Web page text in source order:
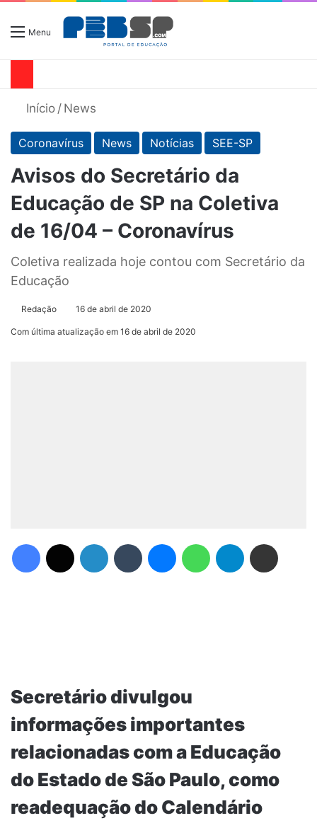
Menu
Início / News
Coronavírus News Notícias SEE-SP
Avisos do Secretário da
Educação de SP na Coletiva
de 16/04 – Coronavírus
Coletiva realizada hoje contou com Secretário da
Educação
Redação 16 de abril de 2020
Com última atualização em 16 de abril de 2020
Secretário divulgou
informações importantes
relacionadas com a Educação
do Estado de São Paulo, como
readequação do Calendário